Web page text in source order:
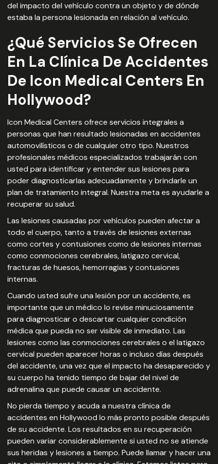
del impacto del vehículo contra un objeto y de dónde
estaba la persona lesionada en relación al vehículo.
¿Qué Servicios Se Ofrecen
En La Clínica De Accidentes
De Icon Medical Centers En
Hollywood?
Icon Medical Centers ofrece servicios integrales a
personas que han resultado lesionadas en accidentes
automovilísticos o de cualquier otro tipo. Nuestros
profesionales médicos especializados trabajarán con
usted para identificar y entender sus lesiones para
poder diagnosticarlas adecuadamente y brindarle un
plan de tratamiento integral. Nuestra meta es ayudarle a
recuperar su salud.
Las lesiones causadas por vehículos pueden afectar a
todo el cuerpo, tanto a través de lesiones externas
como cortes y contusiones como de lesiones internas
como conmociones cerebrales, latigazo cervical,
fracturas de huesos, hemorragias y contusiones
internas.
Cuando usted sufre una lesión por un accidente, es
importante que un médico lo revise minuciosamente
para diagnosticar o descartar cualquier condición
médica que pueda no ser visible de inmediato. Las
lesiones como las conmociones cerebrales o el latigazo
cervical pueden aparecer horas o incluso días después
del accidente, una vez que el impacto ha desaparecido y
su cuerpo ha tenido tiempo de bajar del nivel de
adrenalina que puede causar un accidente.
No pierda tiempo y acuda a nuestra clínica de
accidentes en Hollywood lo más pronto posible después
de su accidente. Los resultados en su recuperación
pueden variar considerablemente si usted no se atiende
sus heridas y lesiones a tiempo. Puede llamar y hacer una